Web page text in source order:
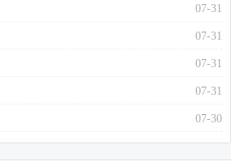
07-31
07-31
07-31
07-31
07-30